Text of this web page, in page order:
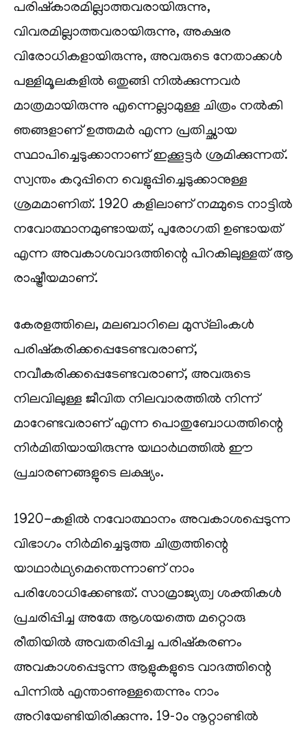
പരിഷ്‌കാരമില്ലാത്തവരായിരുന്നു,
വിവരമില്ലാത്തവരായിരുന്നു, അക്ഷര
വിരോധികളായിരുന്നു, അവരുടെ നേതാക്കൾ
പള്ളിമൂലകളിൽ ഒതുങ്ങി നിൽക്കുന്നവർ
മാത്രമായിരുന്നു എന്നെല്ലാമുള്ള ചിത്രം നൽകി
ഞങ്ങളാണ് ഉത്തമർ എന്ന പ്രതിച്ഛായ
സ്ഥാപിച്ചെടുക്കാനാണ് ഇക്കൂട്ടർ ശ്രമിക്കുന്നത്.
സ്വന്തം കറുപ്പിനെ വെളുപ്പിച്ചെടുക്കാനുള്ള
ശ്രമമാണിത്. 1920 കളിലാണ് നമ്മുടെ നാട്ടിൽ
നവോത്ഥാനമുണ്ടായത്, പുരോഗതി ഉണ്ടായത്
എന്ന അവകാശവാദത്തിന്റെ പിറകിലുള്ളത് ആ
രാഷ്ട്രീയമാണ്.
കേരളത്തിലെ, മലബാറിലെ മുസ്‌ലിംകൾ
പരിഷ്‌കരിക്കപ്പെടേണ്ടവരാണ്,
നവീകരിക്കപ്പെടേണ്ടവരാണ്, അവരുടെ
നിലവിലുള്ള ജീവിത നിലവാരത്തിൽ നിന്ന്
മാറേണ്ടവരാണ് എന്ന പൊതുബോധത്തിന്റെ
നിർമിതിയായിരുന്നു യഥാർഥത്തിൽ ഈ
പ്രചാരണങ്ങളുടെ ലക്ഷ്യം.
1920-കളിൽ നവോത്ഥാനം അവകാശപ്പെടുന്ന
വിഭാഗം നിർമിച്ചെടുത്ത ചിത്രത്തിന്റെ
യാഥാർഥ്യമെന്തെന്നാണ് നാം
പരിശോധിക്കേണ്ടത്. സാമ്രാജ്യത്വ ശക്തികൾ
പ്രചരിപ്പിച്ച അതേ ആശയത്തെ മറ്റൊരു
രീതിയിൽ അവതരിപ്പിച്ച പരിഷ്‌കരണം
അവകാശപ്പെടുന്ന ആളുകളുടെ വാദത്തിന്റെ
പിന്നിൽ എന്താണുള്ളതെന്നും നാം
അറിയേണ്ടിയിരിക്കുന്നു. 19-ാം നൂറ്റാണ്ടിൽ